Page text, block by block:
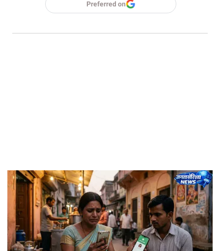
Preferred on